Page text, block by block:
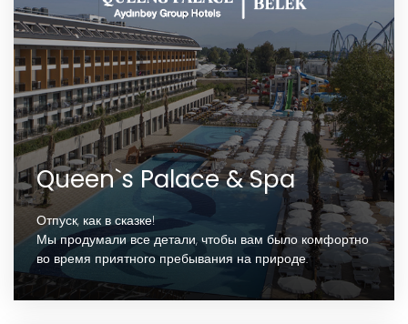
Queen`s Palace & Spa
Отпуск, как в сказке!
Мы продумали все детали, чтобы вам было комфортно
во время приятного пребывания на природе.